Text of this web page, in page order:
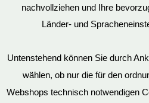
Mein Konto
Vertrag
nachvollziehen und Ihre
Länder- und
Untenstehend können Sie durch
wählen, ob nur die für den
Webshops technisch notwendigen